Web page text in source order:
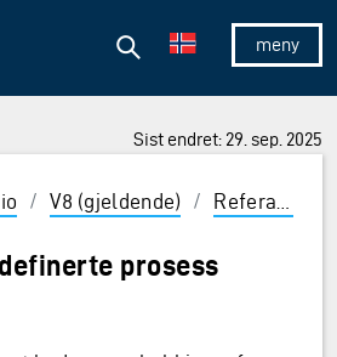
Vis/skjul
Søk
Sist endret: 29. sep. 2025
/ V8 (gjeldende) / Referanse
prosess